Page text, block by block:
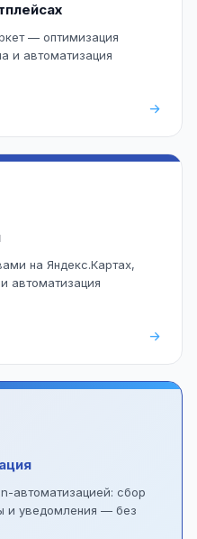
— оптимизация
и автоматизация
на Яндекс.Картах,
автоматизация
автоматизацией: сбор
и уведомления — без